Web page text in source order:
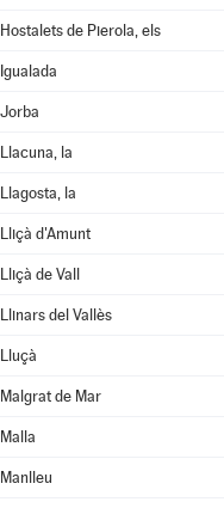
Hostalets de Pierola, els
Igualada
Jorba
Llacuna, la
Llagosta, la
Lliçà d'Amunt
Lliçà de Vall
Llinars del Vallès
Lluçà
Malgrat de Mar
Malla
Manlleu